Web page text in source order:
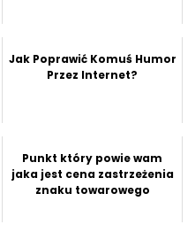
Jak Poprawić Komuś Humor
Przez Internet?
Punkt który powie wam
jaka jest cena zastrzeżenia
znaku towarowego